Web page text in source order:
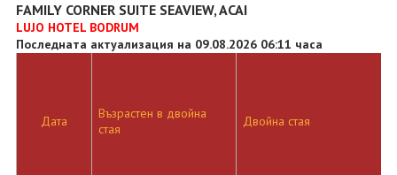
FAMILY CORNER SUITE SEAVIEW, ACAI
LUJO HOTEL BODRUM
Последната актуализация на 09.08.2026 06:11 часа
Дата
Възрастен в двойна
стая
Двойна стая